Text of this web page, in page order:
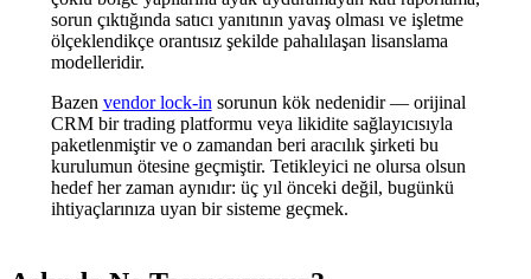
sorun çıktığında satıcı yanıtının yavaş olması ve işletme
ölçeklendikçe orantısız şekilde pahalılaşan lisanslama
modelleridir.
Bazen vendor lock-in sorunun kök nedenidir — orijinal
CRM bir trading platformu veya likidite sağlayıcısıyla
paketlenmiştir ve o zamandan beri aracılık şirketi bu
kurulumun ötesine geçmiştir. Tetikleyici ne olursa olsun
hedef her zaman aynıdır: üç yıl önceki değil, bugünkü
ihtiyaçlarınıza uyan bir sisteme geçmek.